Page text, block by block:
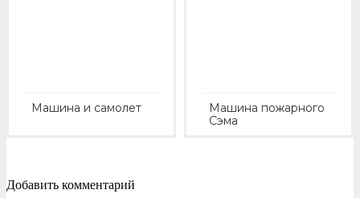
Машина и самолет
Машина пожарного
Сэма
Добавить комментарий